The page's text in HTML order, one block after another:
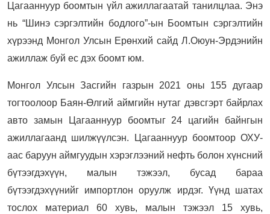
Цагааннуур боомтын үйл ажиллагаатай танилцлаа. Энэ
нь “Шинэ сэргэлтийн бодлого”-ын Боомтын сэргэлтийн
хүрээнд Монгол Улсын Ерөнхий сайд Л.Оюун-Эрдэнийн
ажиллаж буй ес дэх боомт юм.
Монгол Улсын Засгийн газрын 2021 оны 155 дугаар
тогтоолоор Баян-Өлгий аймгийн нутаг дэвсгэрт байрлах
авто замын Цагааннуур боомтыг 24 цагийн байнгын
ажиллагаанд шилжүүлсэн. Цагааннуур боомтоор ОХУ-
аас баруун аймгуудын хэрэглээний нефть болон хүнсний
бүтээгдэхүүн, малын тэжээл, бусад бараа
бүтээгдэхүүнийг импортлон оруулж ирдэг. Үүнд шатах
тослох материал 60 хувь, малын тэжээл 15 хувь,